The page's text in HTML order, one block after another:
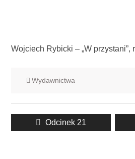
Wojciech Rybicki – „W przystani”,
Wydawnictwa
wpisu
Previous
post:
Odcinek 21